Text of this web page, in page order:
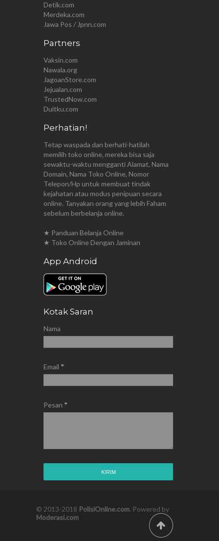
Detik.com
Merdeka.com
Jawa Pos / Jpnn.com
Partners
Vaksin.com
Nawala.org
JagoanStore.com
Jejualan.com
TrustedNow.com
Duitku.com
Perhatian!
Tetap waspada dan berhati-hatilah
memilih toko online, mereka bisa saja
sewaktu-waktu mengganti Alamat, Nama
Domain, Nama Toko Online, Nomor
Telepon/Hp untuk membuat tindak
kejahatan atau modus penipuan secara
online. Tanyakan orang yang lebih Faham
sebelum berbelanja online.
★ Panduan Belanja Online
★ Toko Online Dengan Jaminan
App Android
Kotak Saran
Nama
Email *
Pesan *
© 2013-2018 PolisiOnline.com. Powered by
Moderasi.com